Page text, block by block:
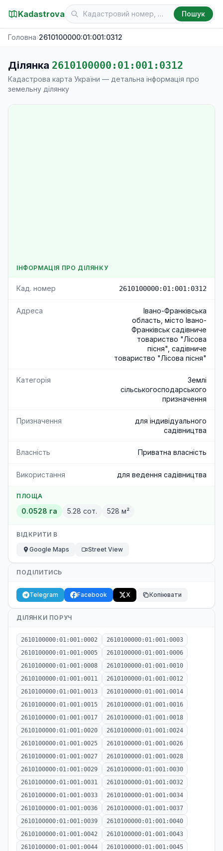
Kadastrova Пошук
Головна›2610100000:01:001:0312
Ділянка 2610100000:01:001:0312
Кадастрова карта України — детальна інформація про
земельну ділянку
ІНФОРМАЦІЯ ПРО ДІЛЯНКУ
Кад. номер 2610100000:01:001:0312
Адреса
Івано-Франківська
область, місто Івано-
Франківськ садівниче
товариство "Лісова
пісня", садівниче
товариство "Лісова пісня"
Категорія
Землі
сільськогосподарського
призначення
Призначення
для індивідуального
садівництва
Власність Приватна власність
Використання для ведення садівництва
ПЛОЩА
0.0528 га 5.28 сот. 528 м²
ВІДКРИТИ В
Google Maps
Street View
ПОДІЛИТИСЬ
Telegram Facebook X Копіювати
ДІЛЯНКИ ПОРУЧ
2610100000:01:001:0002
2610100000:01:001:0003
2610100000:01:001:0005
2610100000:01:001:0006
2610100000:01:001:0008
2610100000:01:001:0010
2610100000:01:001:0011
2610100000:01:001:0012
2610100000:01:001:0013
2610100000:01:001:0014
2610100000:01:001:0015
2610100000:01:001:0016
2610100000:01:001:0017
2610100000:01:001:0018
2610100000:01:001:0020
2610100000:01:001:0024
2610100000:01:001:0025
2610100000:01:001:0026
2610100000:01:001:0027
2610100000:01:001:0028
2610100000:01:001:0029
2610100000:01:001:0030
2610100000:01:001:0031
2610100000:01:001:0032
2610100000:01:001:0033
2610100000:01:001:0034
2610100000:01:001:0036
2610100000:01:001:0037
2610100000:01:001:0039
2610100000:01:001:0040
2610100000:01:001:0042
2610100000:01:001:0043
2610100000:01:001:0044
2610100000:01:001:0045